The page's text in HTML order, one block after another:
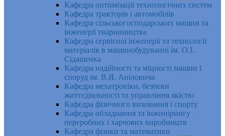
Кафедра оптимізації технологічних систем
Кафедра тракторів і автомобілів
Кафедра сільськогосподарських машин та
інженерії тваринництва
Кафедра cервісної інженерії та технології
матеріалів в машинобудуванні ім. О.І.
Сідашенка
Кафедра надійності та міцності машин і
споруд ім. В.Я. Аніловича
Кафедра мехатроніки, безпеки
життєдіяльності та управління якістю
Кафедра фізичного виховання і спорту
Кафедра обладнання та інжинірингу
переробних і харчових виробництв
Кафедра фізики та математики